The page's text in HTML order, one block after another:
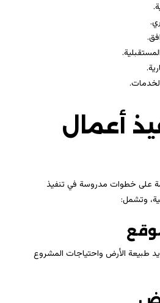
أعمال
على خطوات مدروسة في تنفيذ
وتشمل:
طبيعة الأرض واحتياجات المشروع